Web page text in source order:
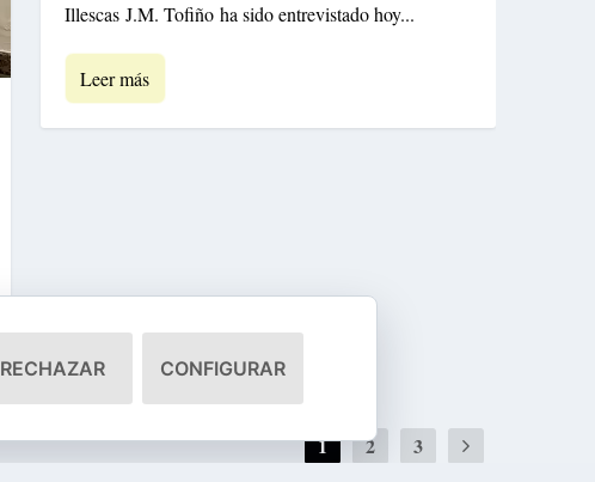
Illescas J.M. Tofiño ha sido entrevistado hoy...
Leer más
1 2 3
RECHAZAR CONFIGURAR